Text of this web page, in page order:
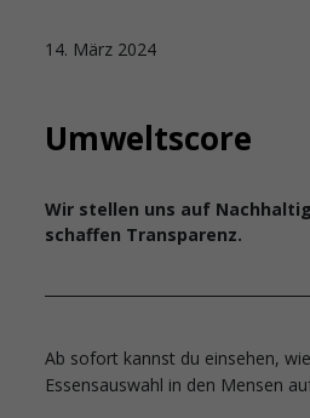
14. März 2024
Umweltscore
Wir stellen uns auf
schaffen Transparenz.
Ab sofort kannst du einsehen,
Essensauswahl in den Mensen